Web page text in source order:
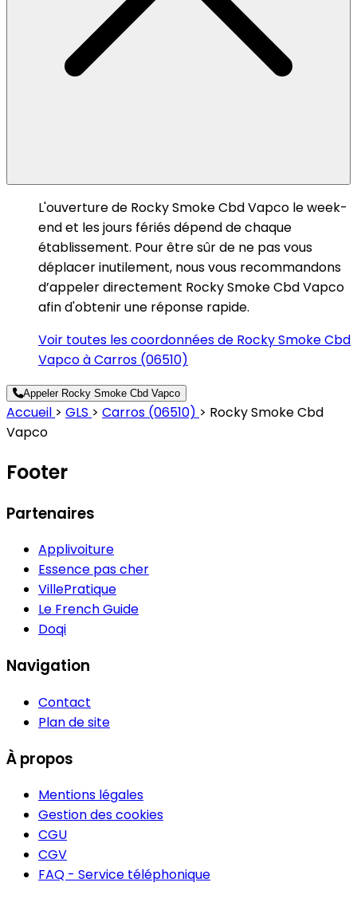
L'ouverture de Rocky Smoke Cbd Vapco le week-
end et les jours fériés dépend de chaque
établissement. Pour être sûr de ne pas vous
déplacer inutilement, nous vous recommandons
d’appeler directement Rocky Smoke Cbd Vapco
afin d'obtenir une réponse rapide.
Voir toutes les coordonnées de Rocky Smoke Cbd
Vapco à Carros (06510)
Appeler Rocky Smoke Cbd Vapco
Accueil > GLS > Carros (06510) > Rocky Smoke Cbd
Vapco
Footer
Partenaires
Applivoiture
Essence pas cher
VillePratique
Le French Guide
Doqi
Navigation
Contact
Plan de site
À propos
Mentions légales
Gestion des cookies
CGU
CGV
FAQ - Service téléphonique